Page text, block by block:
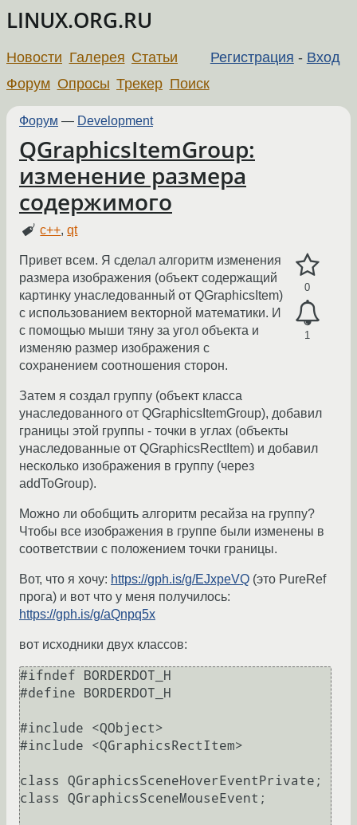
LINUX.ORG.RU
Регистрация - Вход
Новости Галерея Статьи
Форум Опросы Трекер Поиск
Форум — Development
QGraphicsItemGroup:
изменение размера
содержимого
c++,qt
0
1
Привет всем. Я сделал алгоритм изменения
размера изображения (объект содержащий
картинку унаследованный от QGraphicsItem)
с использованием векторной математики. И
с помощью мыши тяну за угол объекта и
изменяю размер изображения с
сохранением соотношения сторон.
Затем я создал группу (объект класса
унаследованного от QGraphicsItemGroup), добавил
границы этой группы - точки в углах (объекты
унаследованные от QGraphicsRectItem) и добавил
несколько изображения в группу (через
addToGroup).
Можно ли обобщить алгоритм ресайза на группу?
Чтобы все изображения в группе были изменены в
соответствии с положением точки границы.
Вот, что я хочу: https://gph.is/g/EJxpeVQ (это PureRef
прога) и вот что у меня получилось:
https://gph.is/g/aQnpq5x
вот исходники двух классов:
#ifndef BORDERDOT_H
#define BORDERDOT_H
#include <QObject>
#include <QGraphicsRectItem>
class QGraphicsSceneHoverEventPrivate;
class QGraphicsSceneMouseEvent;